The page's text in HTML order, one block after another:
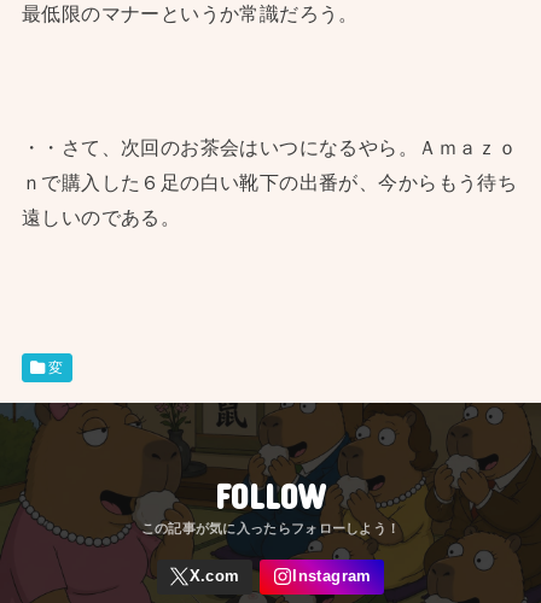
最低限のマナーというか常識だろう。
・・さて、次回のお茶会はいつになるやら。Ａｍａｚｏ
ｎで購入した６足の白い靴下の出番が、今からもう待ち
遠しいのである。
変
FOLLOW